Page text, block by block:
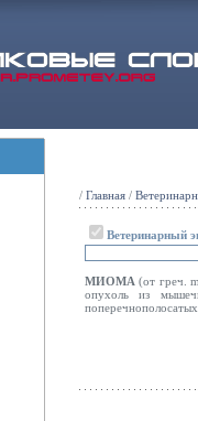
/ Главная /
Ветеринарный
МИОМА(от греч.
опухоль из